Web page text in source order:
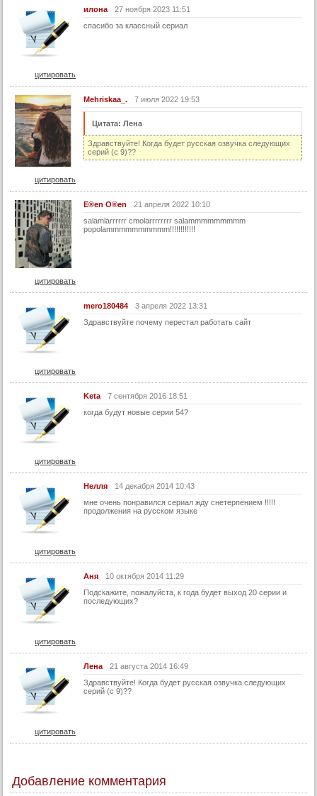
30 серия
31 серия
32 серия
33 серия
34 серия
35 серия
36 серия
37 серия
40 серия
41 серия
42 серия
44 серия
45 серия
46 серия
47 серия
48 серия
50 серия
51 серия
53 серия
54 серия
55 серия
56 серия
57 серия
59 серия
60 серия
62 серия
63 серия
64 серия
65 серия
66 серия
69 серия
илона
27 ноября 2023 11:51
спасибо за классный сериал
цитировать
Mehriskaa_. 7 июля 2022 19:53
Цитата: Лена
Здравствуйте! Когда будет русская озвучка следующих
серий (с 9)??
цитировать
E®en O®en
21 апреля 2022 10:10
salamlarrrrrr cmolarrrrrrrr salammmmmmmmm
popolammmmmmmmmm!!!!!!!!!!!!
цитировать
mero180484
3 апреля 2022 13:31
Здравствуйте почему перестал работать сайт
цитировать
Keta
7 сентября 2016 18:51
когда будут новые серии 54?
цитировать
Нелля
14 декабря 2014 10:43
мне очень понравился сериал жду снетерпением !!!!!
продолжения на русском языке
цитировать
Аня
10 октября 2014 11:29
Подскажите, пожалуйста, к года будет выход 20 серии и
последующих?
цитировать
Лена
21 августа 2014 16:49
Здравствуйте! Когда будет русская озвучка следующих
серий (с 9)??
цитировать
Добавление комментария